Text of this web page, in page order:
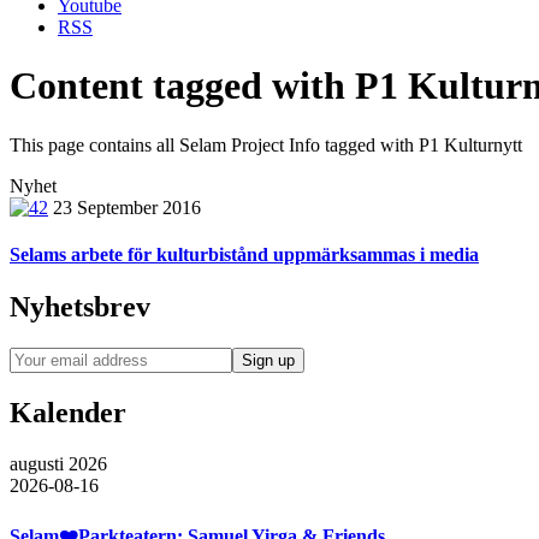
Youtube
RSS
Content tagged with P1
This page contains all Selam Project Info tagged with P1 Kulturnytt
Nyhet
23 September 2016
Selams arbete för kulturbistånd uppmärksammas i media
Nyhetsbrev
Kalender
augusti 2026
2026-08-16